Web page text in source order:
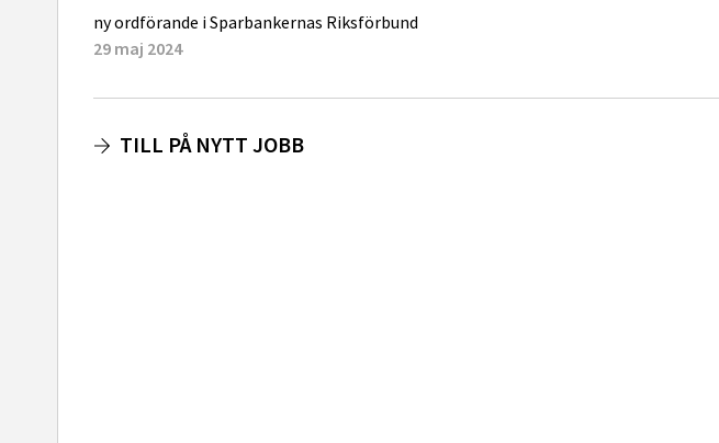
ny ordförande i Sparbankernas Riksförbund
29 maj 2024
TILL PÅ NYTT JOBB